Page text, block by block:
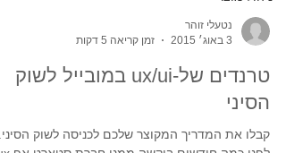
3 באוג׳ 2015
זמן קריאה 5 דקות
הסיני